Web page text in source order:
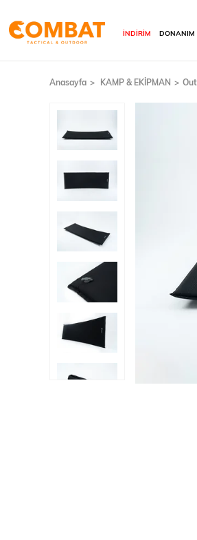
İNDİRİM DONANIM
Anasayfa KAMP & EKİPMAN